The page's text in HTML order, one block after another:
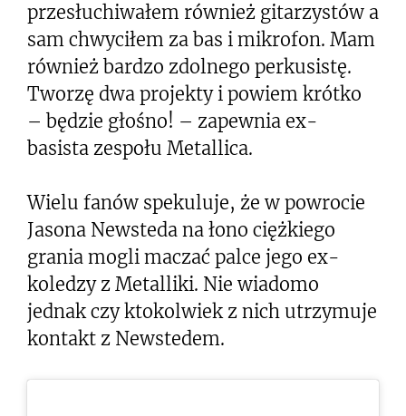
przesłuchiwałem również gitarzystów a
sam chwyciłem za bas i mikrofon. Mam
również bardzo zdolnego perkusistę.
Tworzę dwa projekty i powiem krótko
– będzie głośno! – zapewnia ex-
basista zespołu Metallica.
Wielu fanów spekuluje, że w powrocie
Jasona Newsteda na łono ciężkiego
grania mogli maczać palce jego ex-
koledzy z Metalliki. Nie wiadomo
jednak czy ktokolwiek z nich utrzymuje
kontakt z Newstedem.